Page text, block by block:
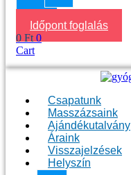
Időpont foglalás
0 Ft 0
Cart
Csapatunk
Masszázsaink
Ajándékutalvány
Áraink
Visszajelzések
Helyszín